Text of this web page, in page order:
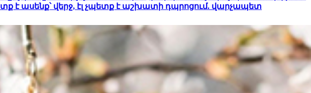
է ասենք՝ վերջ, էլ չպետք է աշխատի դպրոցում. վարչապետ